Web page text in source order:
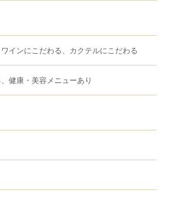
インにこだわる、カクテルにこだわる
健康・美容メニューあり